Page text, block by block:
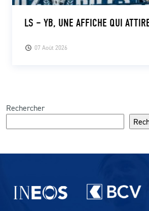
07 Août 2026
LS – YB, UNE AFFICHE QUI
Rechercher
Partenaires du lausanne-Sport